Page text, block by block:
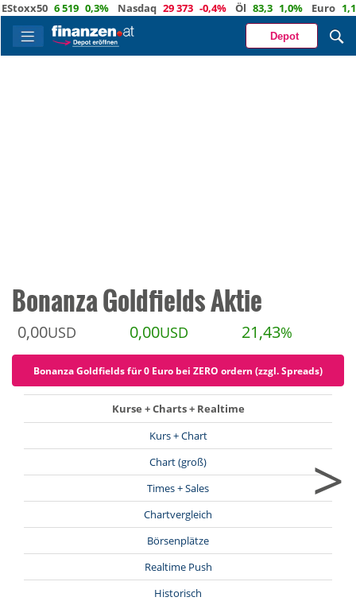
6 519 0,3% Nasdaq 29 373 -0,4% Öl 83,3 1,0% Euro 1,1524
Depot
Bonanza Goldfields Aktie
0,00USD 0,00USD 21,43%
Bonanza Goldfields für 0 Euro bei ZERO ordern (zzgl. Spreads)
Kurse + Charts + Realtime
Kurs + Chart
Chart (groß)
Times + Sales
Chartvergleich
Börsenplätze
Realtime Push
Historisch
>